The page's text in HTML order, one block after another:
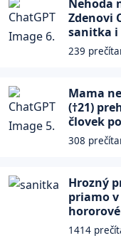
Nehoda
Zdenovi
sanitka i
239
Mama
(†21)
človek
308
Hrozný
priamo
1414